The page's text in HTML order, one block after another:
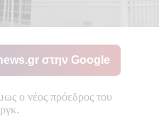
στην Google
ο νέος πρόεδρος του